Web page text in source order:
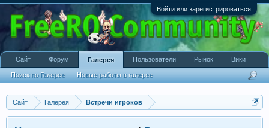
Войти или зарегистрироваться
Сайт Галерея Встречи игроков
Сайт Форум Галерея
Поиск по Галерее Новые работы в галерее
Пользователи Рынок Вики